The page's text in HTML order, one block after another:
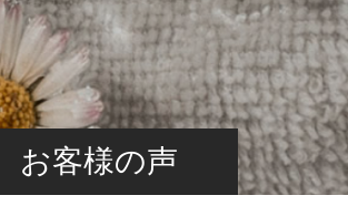
お客様の声